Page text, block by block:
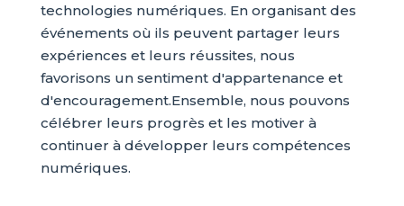
technologies numériques. En organisant des
événements où ils peuvent partager leurs
expériences et leurs réussites, nous
favorisons un sentiment d'appartenance et
d'encouragement.Ensemble, nous pouvons
célébrer leurs progrès et les motiver à
continuer à développer leurs compétences
numériques.